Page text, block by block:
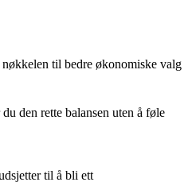
til bedre økonomiske valg
den rette balansen uten å føle
til å bli ett